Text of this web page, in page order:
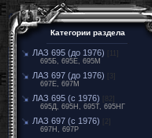
Категории раздела
ЛАЗ 695 (до 1976)
695Б, 695Е, 695М
ЛАЗ 697 (до 1976)
697Е, 697М
ЛАЗ 695 (с 1976)
[82]
695Д, 695Н, 695Т, 695НГ
ЛАЗ 697 (с 1976)
[2]
697Н, 697Р